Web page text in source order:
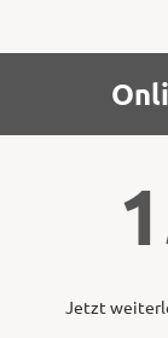
Jetzt